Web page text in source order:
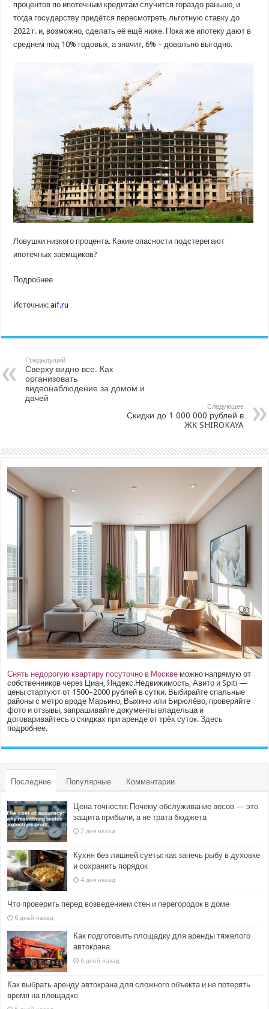
процентов по ипотечным кредитам случится гораздо раньше, и
тогда государству придётся пересмотреть льготную ставку до
2022 г. и, возможно, сделать её ещё ниже. Пока же ипотеку дают в
среднем под 10% годовых, а значит, 6% – довольно выгодно.
Ловушки низкого процента. Какие опасности подстерегают
ипотечных заёмщиков?
Подробнее
Источник:aif.ru
Предыдущий
Сверху видно все. Как
организовать
видеонаблюдение за домом и
дачей
Следующее
Скидки до 1 000 000 рублей в
ЖК SHIROKAYA
Снять недорогую квартиру посуточно в Москве можно напрямую от
собственников через Циан, Яндекс.Недвижимость, Авито и Spiti —
цены стартуют от 1500–2000 рублей в сутки. Выбирайте спальные
районы с метро вроде Марьино, Выхино или Бирюлёво, проверяйте
фото и отзывы, запрашивайте документы владельца и
договаривайтесь о скидках при аренде от трёх суток.Здесь
подробнее.
Последние Популярные Комментарии
Цена точности: Почему обслуживание весов — это
защита прибыли, а не трата бюджета
2 дня назад
Кухня без лишней суеты: как запечь рыбу в духовке
и сохранить порядок
4 дня назад
Что проверить перед возведением стен и перегородок в доме
6 дней назад
Как подготовить площадку для аренды тяжелого
автокрана
6 дней назад
Как выбрать аренду автокрана для сложного объекта и не потерять
время на площадке